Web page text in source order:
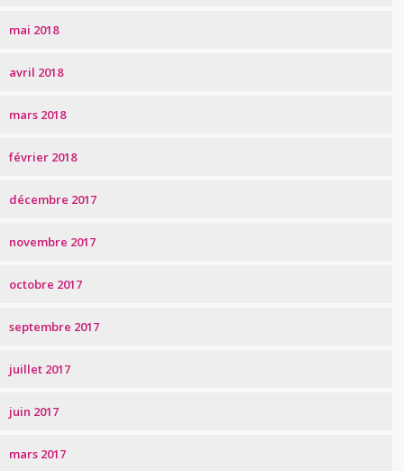
mai 2018
avril 2018
mars 2018
février 2018
décembre 2017
novembre 2017
octobre 2017
septembre 2017
juillet 2017
juin 2017
mars 2017